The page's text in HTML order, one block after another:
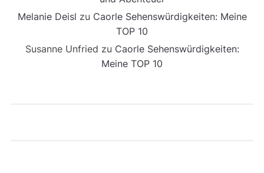
Melanie Deisl zu Caorle Sehenswürdigkeiten: Meine
TOP 10
Susanne Unfried zu Caorle Sehenswürdigkeiten:
Meine TOP 10